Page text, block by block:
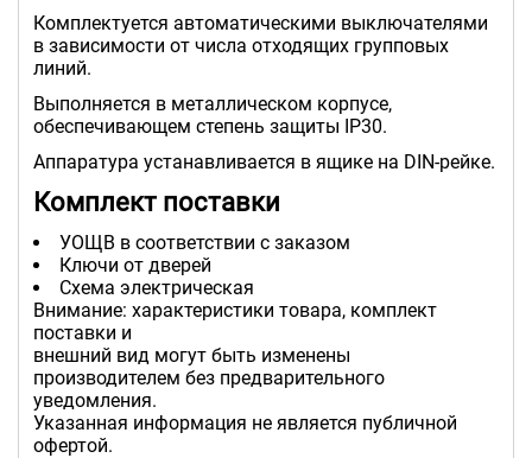
Комплектуется автоматическими выключателями
в зависимости от числа отходящих групповых
линий.
Выполняется в металлическом корпусе,
обеспечивающем степень защиты IP30.
Аппаратура устанавливается в ящике на DIN-рейке.
Комплект поставки
УОЩВ в соответствии с заказом
Ключи от дверей
Схема электрическая
Внимание: характеристики товара, комплект
поставки и
внешний вид могут быть изменены
производителем без предварительного
уведомления.
Указанная информация не является публичной
офертой.